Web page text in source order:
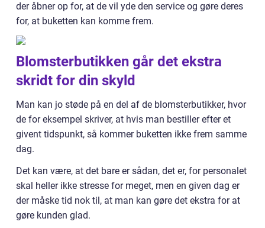
der åbner op for, at de vil yde den service og gøre deres
for, at buketten kan komme frem.
Blomsterbutikken går det ekstra
skridt for din skyld
Man kan jo støde på en del af de blomsterbutikker, hvor
de for eksempel skriver, at hvis man bestiller efter et
givent tidspunkt, så kommer buketten ikke frem samme
dag.
Det kan være, at det bare er sådan, det er, for personalet
skal heller ikke stresse for meget, men en given dag er
der måske tid nok til, at man kan gøre det ekstra for at
gøre kunden glad.